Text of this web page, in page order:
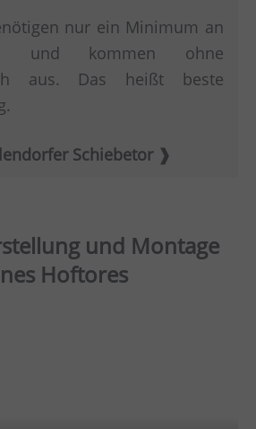
nur ein Minimum an
und kommen ohne
aus. Das heißt beste
Schiebetor
und Montage
Hoftores